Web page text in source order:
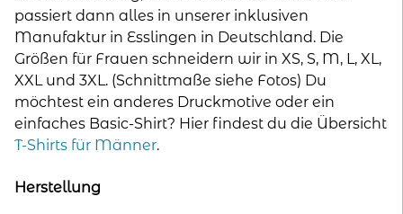
passiert dann alles in unserer inklusiven
Manufaktur in Esslingen in Deutschland. Die
Größen für Frauen schneidern wir in XS, S, M, L, XL,
XXL und 3XL. (Schnittmaße siehe Fotos) Du
möchtest ein anderes Druckmotive oder ein
einfaches Basic-Shirt? Hier findest du die Übersicht
T-Shirts für Männer.
Herstellung